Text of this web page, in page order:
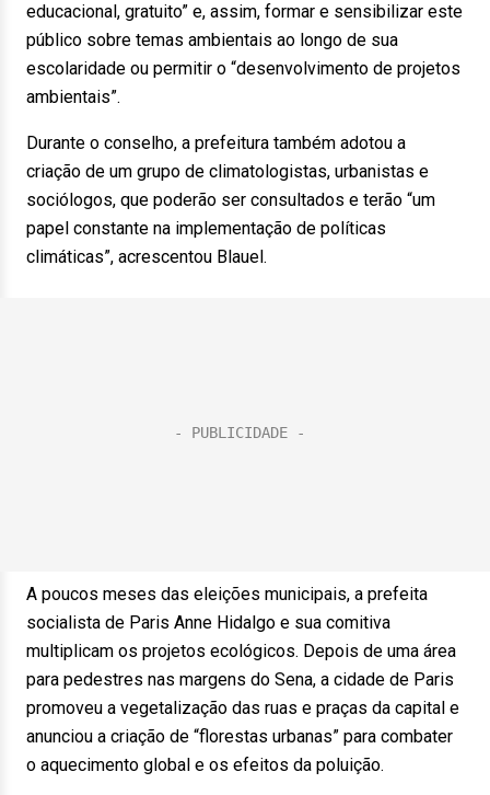
educacional, gratuito” e, assim, formar e sensibilizar este
público sobre temas ambientais ao longo de sua
escolaridade ou permitir o “desenvolvimento de projetos
ambientais”.
Durante o conselho, a prefeitura também adotou a
criação de um grupo de climatologistas, urbanistas e
sociólogos, que poderão ser consultados e terão “um
papel constante na implementação de políticas
climáticas”, acrescentou Blauel.
A poucos meses das eleições municipais, a prefeita
socialista de Paris Anne Hidalgo e sua comitiva
multiplicam os projetos ecológicos. Depois de uma área
para pedestres nas margens do Sena, a cidade de Paris
promoveu a vegetalização das ruas e praças da capital e
anunciou a criação de “florestas urbanas” para combater
o aquecimento global e os efeitos da poluição.